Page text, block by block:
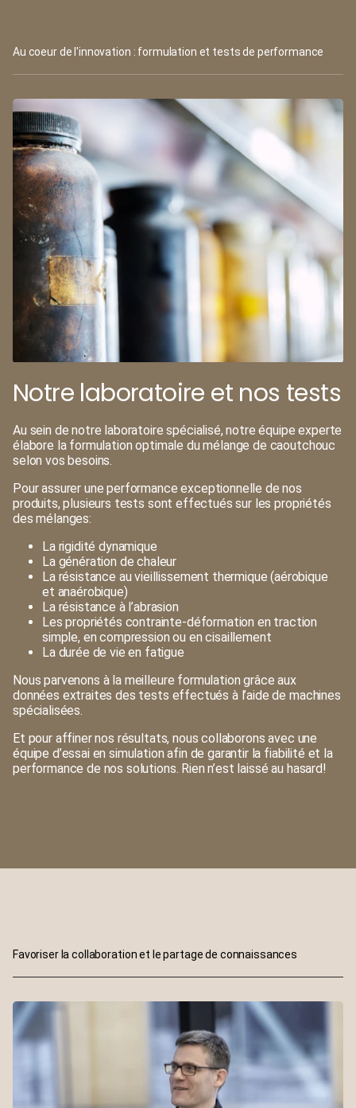
Au coeur de l'innovation : formulation et tests de performance
Notre laboratoire et nos tests
Au sein de notre laboratoire spécialisé, notre équipe experte
élabore la formulation optimale du mélange de caoutchouc
selon vos besoins.
Pour assurer une performance exceptionnelle de nos
produits, plusieurs tests sont effectués sur les propriétés
des mélanges:
La rigidité dynamique
La génération de chaleur
La résistance au vieillissement thermique (aérobique
et anaérobique)
La résistance à l’abrasion
Les propriétés contrainte-déformation en traction
simple, en compression ou en cisaillement
La durée de vie en fatigue
Nous parvenons à la meilleure formulation grâce aux
données extraites des tests effectués à l’aide de machines
spécialisées.
Et pour affiner nos résultats, nous collaborons avec une
équipe d’essai en simulation afin de garantir la fiabilité et la
performance de nos solutions. Rien n’est laissé au hasard!
Favoriser la collaboration et le partage de connaissances